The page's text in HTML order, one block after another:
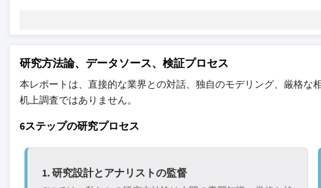
研究方法論、データソース、検証プロセス
本レポートは、直接的な業界との対話、独自のモデリング、厳格
机上調査ではありません。
6ステップの研究プロセス
1. 研究設計とアナリストの監督